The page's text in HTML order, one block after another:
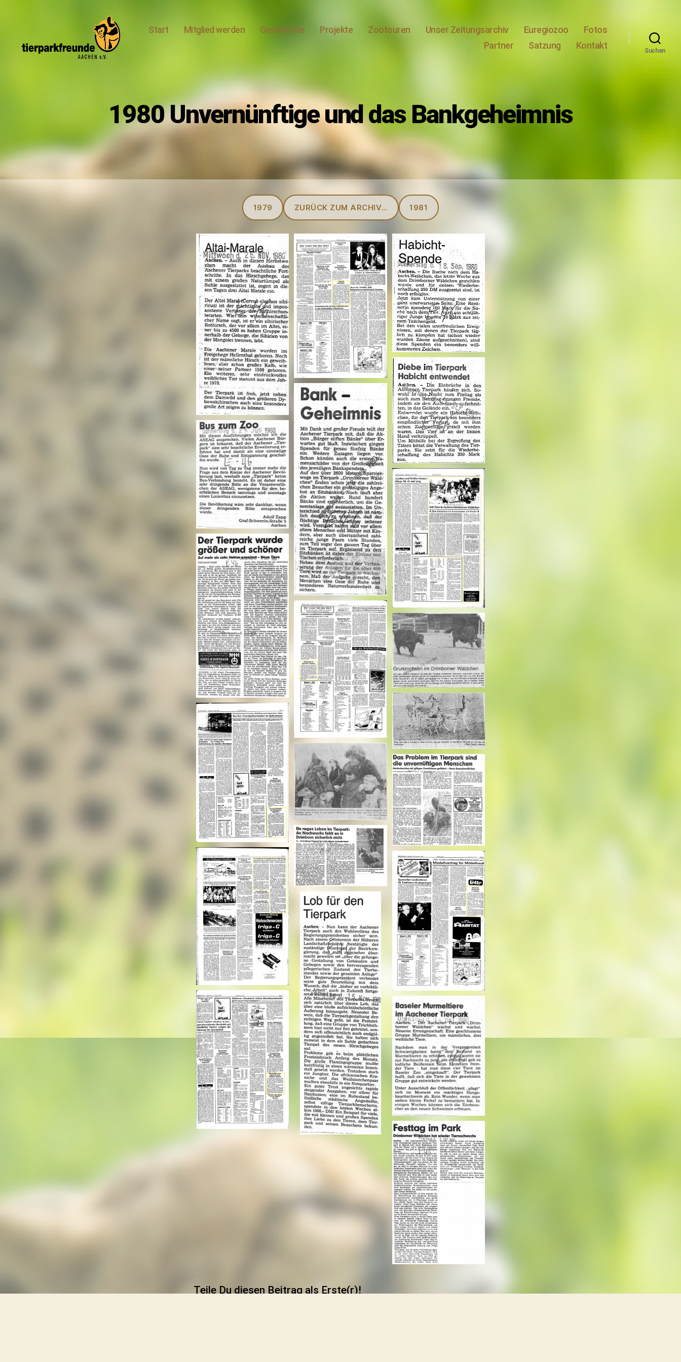
Start Mitglied werden Geschichte Projekte Zootouren Unser Zeitungsarchiv Euregiozoo
Fotos
Partner
Satzung Kontakt Suchen
Kategorien
1980 Unvernünftige und das Bankgeheimnis
1979 ZURÜCK ZUM ARCHIV… 1981
Teile Du diesen Beitrag als Erste(r)!